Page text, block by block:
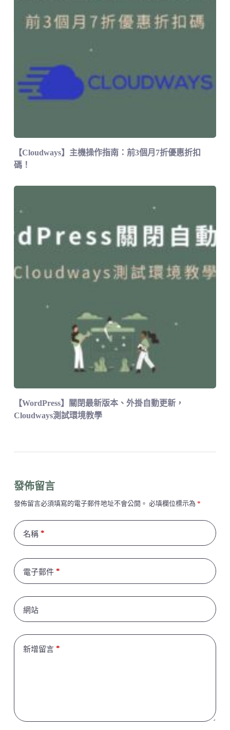
【Cloudways】主機操作指南：前3個月7折優惠折扣
碼！
【WordPress】關閉最新版本、外掛自動更新，
Cloudways測試環境教學
發佈留言
發佈留言必須填寫的電子郵件地址不會公開。 必填欄位標示為 *
名稱 *
電子郵件*
網站
新增留言*